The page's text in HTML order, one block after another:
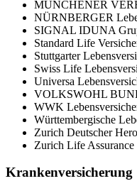
MÜNCHENER
NÜRNBERGER
SIGNAL IDUNA
Standard Life
Stuttgarter
Swiss Life
Universa
VOLKSWOHL
WWK
Württembergische
Zurich Deutscher
Zurich Life Assurance
Krankenversicherung